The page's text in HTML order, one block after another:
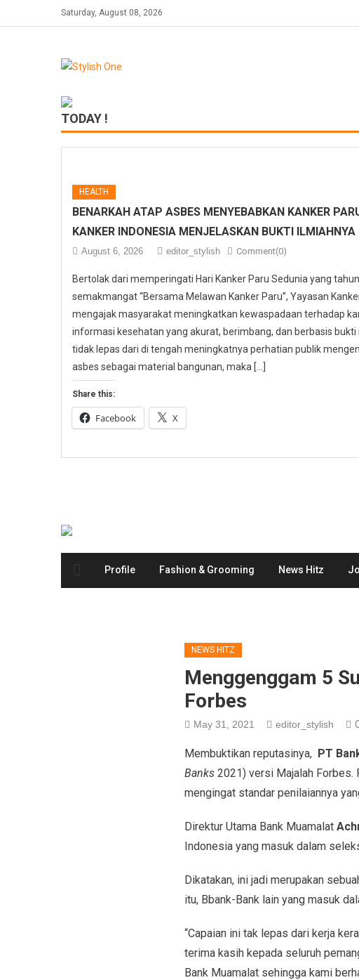
to
Saturday, August 08, 2026
TODAY !
HEALTH
BENARKAH ATAP ASBES MENYEBABKAN KANKER
KANKER INDONESIA MENJELASKAN BUKTI ILMIAHNYA
August 6, 2026 editor_stylish Comment(0)
Bertolak dari memperingati Hari Kanker Paru Sedunia yang
semakmangat “Bersama Melawan Kanker Paru”, Yayasan
mengajak masyarakat meningkatkan kewaspadaan terhadap
informasi kesehatan yang akurat, berimbang, dan berbasis bukti
tidak lepas dari di tengah meningkatnya perhatian publik
asbes sebagai material bangunan, maka […]
Share this:
Facebook X
Profile Fashion & Grooming News Hitz
NEWS HITZ
Menggenggam 5
Forbes
May 31, 2021 editor_stylish
Membuktikan reputasinya, PT
Banks 2021) versi Majalah Forbes.
mengingat standar penilaiannya
Direktur Utama Bank Muamalat
Indonesia yang masuk dalam
Dikatakan, ini jadi merupakan
itu, Bbank-Bank lain yang masuk
“Capaian ini tak lepas dari kerja
terima kasih kepada seluruh
Bank Muamalat sehingga kami